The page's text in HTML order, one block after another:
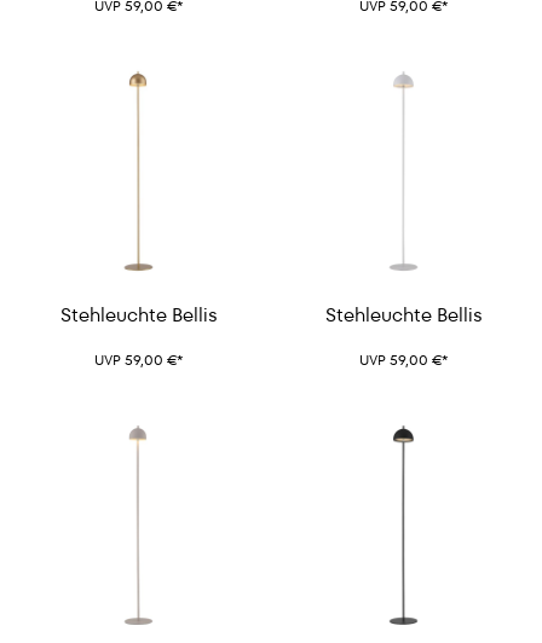
UVP 59,00 €* UVP 59,00 €*
Stehleuchte Bellis
UVP 59,00 €*
Stehleuchte Bellis
UVP 59,00 €*